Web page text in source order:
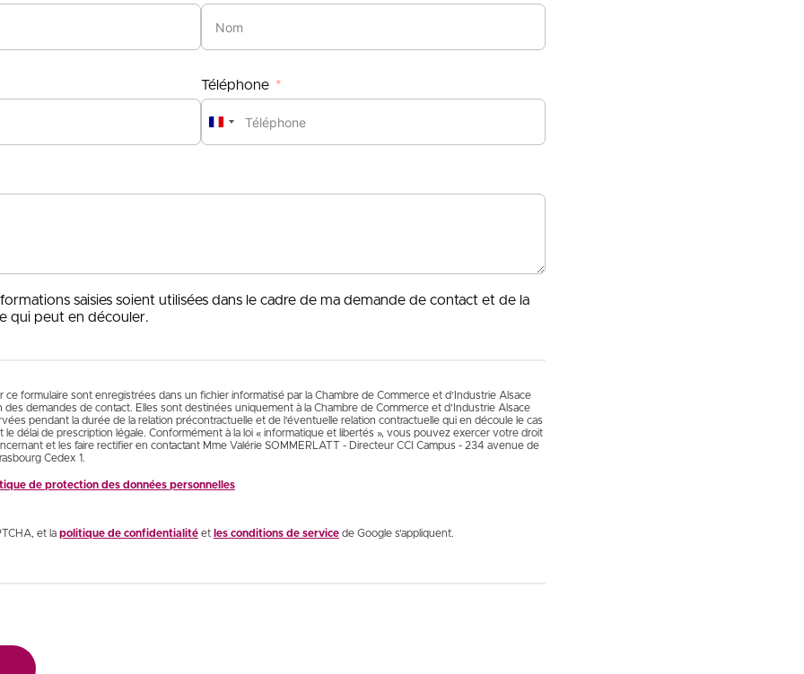
Téléphone
France
+33
saisies soient utilisées dans le cadre de ma demande de contact et de la
qui peut en découler.
ce formulaire sont enregistrées dans un fichier informatisé par la Chambre de Commerce et d’Industrie Alsace
des demandes de contact. Elles sont destinées uniquement à la Chambre de Commerce et d’Industrie Alsace
pendant la durée de la relation précontractuelle et de l’éventuelle relation contractuelle qui en découle le cas
le délai de prescription légale. Conformément à la loi « informatique et libertés », vous pouvez exercer votre droit
et les faire rectifier en contactant Mme Valérie SOMMERLATT - Directeur CCI Campus - 234 avenue de
Cedex 1.
de protection des données personnelles
et la politique de confidentialité et les conditions de service de Google s’appliquent.